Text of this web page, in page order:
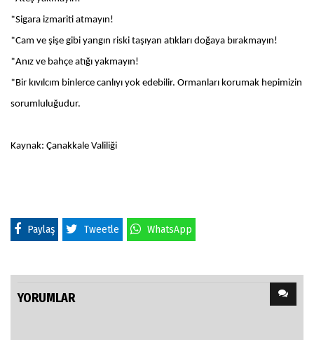
*Sigara izmariti atmayın!
*Cam ve şişe gibi yangın riski taşıyan atıkları doğaya bırakmayın!
*Anız ve bahçe atığı yakmayın!
*Bir kıvılcım binlerce canlıyı yok edebilir. Ormanları korumak hepimizin
sorumluluğudur.
Kaynak: Çanakkale Valiliği
Paylaş Tweetle WhatsApp
YORUMLAR